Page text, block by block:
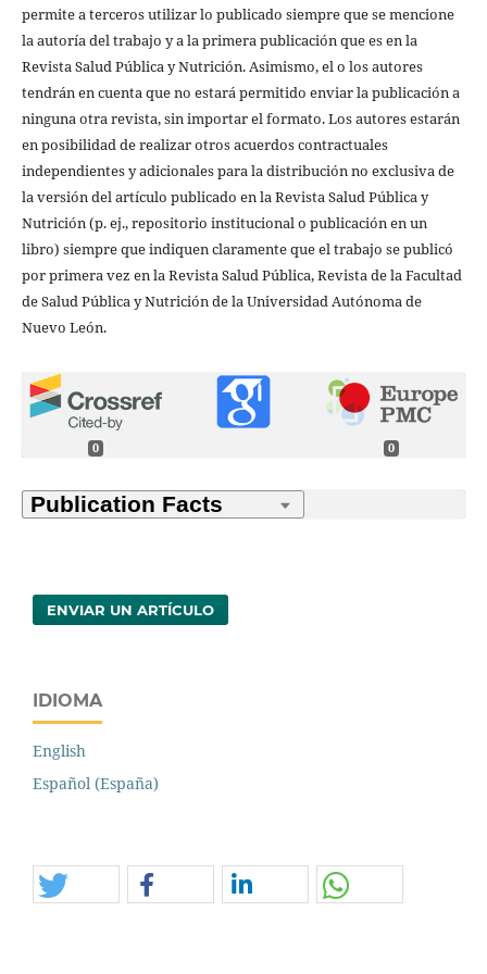
permite a terceros utilizar lo publicado siempre que se mencione
la autoría del trabajo y a la primera publicación que es en la
Revista Salud Pública y Nutrición. Asimismo, el o los autores
tendrán en cuenta que no estará permitido enviar la publicación a
ninguna otra revista, sin importar el formato. Los autores estarán
en posibilidad de realizar otros acuerdos contractuales
independientes y adicionales para la distribución no exclusiva de
la versión del artículo publicado en la Revista Salud Pública y
Nutrición (p. ej., repositorio institucional o publicación en un
libro) siempre que indiquen claramente que el trabajo se publicó
por primera vez en la Revista Salud Pública, Revista de la Facultad
de Salud Pública y Nutrición de la Universidad Autónoma de
Nuevo León.
0 0
ENVIAR UN ARTÍCULO
IDIOMA
English
Español (España)